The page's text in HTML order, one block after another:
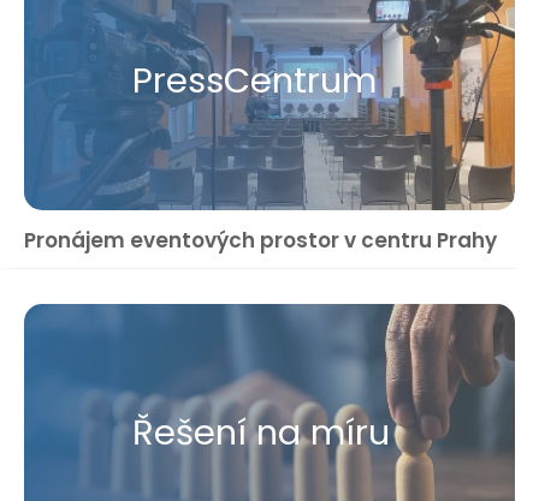
Press​Centrum
Pronájem eventových prostor v centru Prahy
Řešení na míru